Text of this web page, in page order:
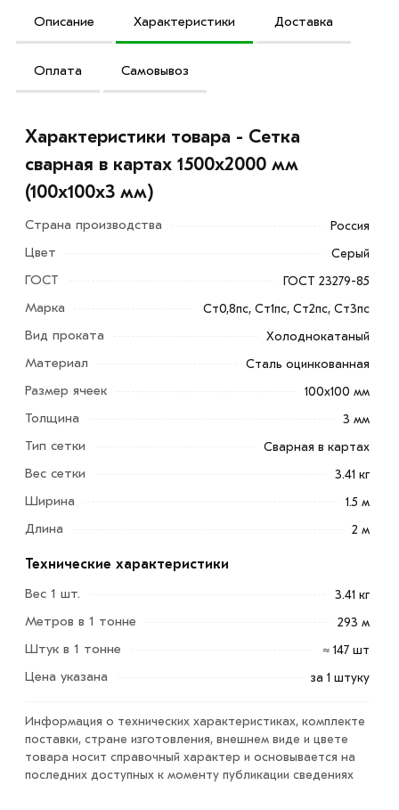
Описание Характеристики Доставка
Оплата Самовывоз
Сетка сварная в картах 1500х2000 мм (100х100х3 мм)
широко используется в строительном секторе для
производства строительных работ по заливке
фундаментов, выравнивания полов, кирпичной кладки.
Данное металлоизделие производится путем
сваривания прутков из проволоки ВР-1 или стальной
«Быстрый заказ». Также можете купить позвонив по
контактам указанным на сайте.
Условия доставки и цены на товар Сетка сварная в
Сетка сварная в картахв интернет-магазине МЕТАЛЛ-
РС действительны в Москве и области. Наши
профессиональные менеджеры обработают заказ и
Характеристики товара - Сетка
сварная в картах 1500х2000 мм
(100х100х3 мм)
Страна производства Россия
Цвет Серый
ГОСТ ГОСТ 23279-85
Марка Ст0,8пс, Ст1пс, Ст2пс, Ст3пс
Вид проката Холоднокатаный
Материал Сталь оцинкованная
Размер ячеек 100х100 мм
Толщина 3 мм
Тип сетки Сварная в картах
Вес сетки 3.41 кг
Ширина 1.5 м
Длина 2 м
Технические характеристики
Вес 1 шт.
3.41 кг
Метров в 1 тонне 293 м
Штук в 1 тонне ≈ 147 шт
Цена указана за 1 штуку
Информация о технических характеристиках, комплекте
поставки, стране изготовления, внешнем виде и цвете
товара носит справочный характер и основывается на
последних доступных к моменту публикации сведениях